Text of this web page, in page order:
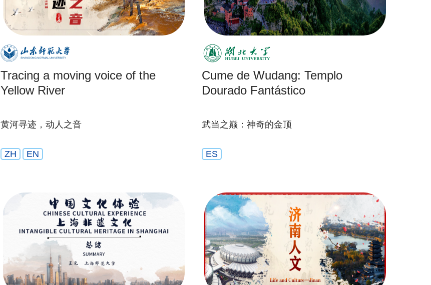
Tracing a moving voice of the
Yellow River
黄河寻迹，动人之音
ZH EN
Cume de Wudang: Templo
Dourado Fantástico
武当之巅：神奇的金顶
ES